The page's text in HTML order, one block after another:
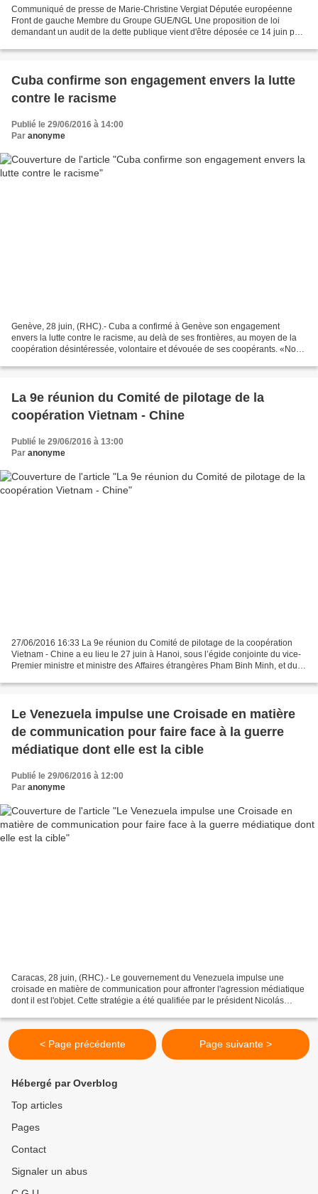
Communiqué de presse de Marie-Christine Vergiat Députée européenne
Front de gauche Membre du Groupe GUE/NGL Une proposition de loi
demandant un audit de la dette publique vient d'être déposée ce 14 juin par
Cuba confirme son engagement envers la lutte
contre le racisme
Publié le 29/06/2016 à 14:00
Par anonyme
Genève, 28 juin, (RHC).- Cuba a confirmé à Genève son engagement
envers la lutte contre le racisme, au delà de ses frontières, au moyen de la
coopération désintéressée, volontaire et dévouée de ses coopérants. «Nous
La 9e réunion du Comité de pilotage de la
coopération Vietnam - Chine
Publié le 29/06/2016 à 13:00
Par anonyme
27/06/2016 16:33 La 9e réunion du Comité de pilotage de la coopération
Vietnam - Chine a eu lieu le 27 juin à Hanoi, sous l’égide conjointe du vice-
Premier ministre et ministre des Affaires étrangères Pham Binh Minh, et du
Le Venezuela impulse une Croisade en matière
de communication pour faire face à la guerre
médiatique dont elle est la cible
Publié le 29/06/2016 à 12:00
Par anonyme
Caracas, 28 juin, (RHC).- Le gouvernement du Venezuela impulse une
croisade en matière de communication pour affronter l'agression médiatique
dont il est l'objet. Cette stratégie a été qualifiée par le président Nicolás
< Page précédente Page suivante >
Hébergé par Overblog
Top articles
Pages
Contact
Signaler un abus